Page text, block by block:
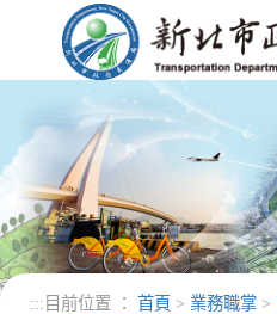
進入內容區塊
::: 目前位置 ： 首頁 > 業務職掌 >